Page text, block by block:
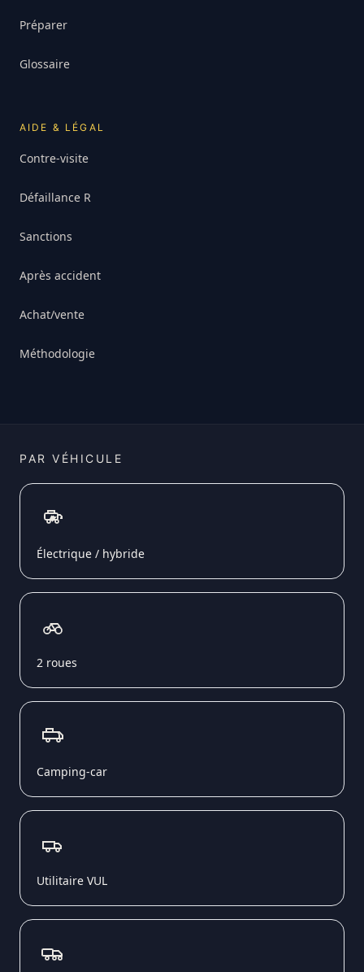
Préparer
Glossaire
AIDE & LÉGAL
Contre-visite
Défaillance R
Sanctions
Après accident
Achat/vente
Méthodologie
PAR VÉHICULE
Électrique / hybride
2 roues
Camping-car
Utilitaire VUL